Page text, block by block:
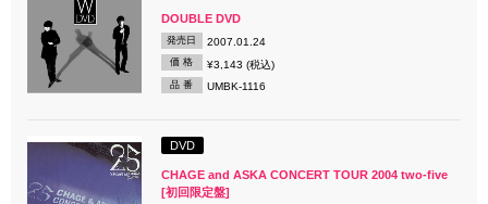
DOUBLE DVD
発売日 2007.01.24
価 格 ¥3,143 (税込)
品 番 UMBK-1116
DVD
CHAGE and ASKA CONCERT TOUR 2004 two-five
[初回限定盤]